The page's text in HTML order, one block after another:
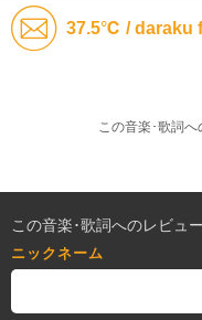
37.5℃ / daraku
この音楽･歌詞
この音楽･歌詞へのレビュ
ニックネーム